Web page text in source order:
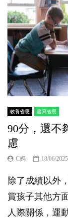
教養省思 書寫省思
90分，還不
慮
C媽 18/06/2025
除了成績以外
賞孩子其他方
人際關係，運